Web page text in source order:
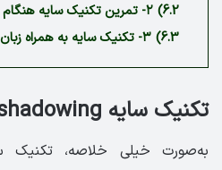
6.2) ۲- تمرین تکنیک سایه هنگام حرکت و ورزش
6.3) ۳- تکنیک سایه به همراه زبان بدن
تکنیک سایه shadowing چیست؟
به‌صورت خیلی خلاصه، تکنیک